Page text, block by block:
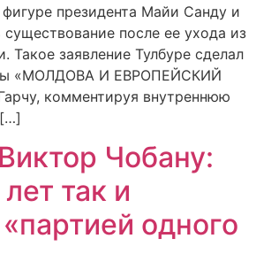
президента Майи Санду и
после ее ухода из
Такое заявление Тулбуре сделал
«МОЛДОВА И ЕВРОПЕЙСКИЙ
комментируя внутреннюю
Чобану:
так и
одного